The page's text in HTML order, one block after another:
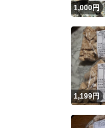
1,000円
1,199円